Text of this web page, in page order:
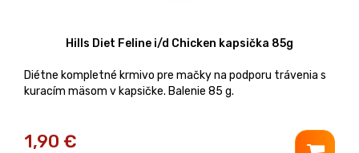
Hills Diet Feline i/d Chicken kapsička 85g
Diétne kompletné krmivo pre mačky na podporu trávenia s
kuracím mäsom v kapsičke. Balenie 85 g.
1,90 €